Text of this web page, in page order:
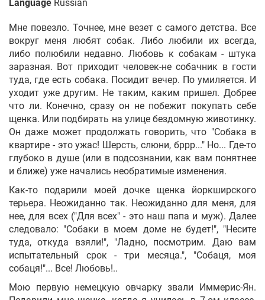
АНКЕТИ ТВАРИН
CONTACTS
Укр Рус Eng
Language Russian
Мне повезло. Точнее, мне везет с самого детства. Все
вокруг меня любят собак. Либо любили их всегда,
либо полюбили недавно. Любовь к собакам - штука
заразная. Вот приходит человек-не собачник в гости
туда, где есть собака. Посидит вечер. По умиляется. И
уходит уже другим. Не таким, каким пришел. Добрее
что ли. Конечно, сразу он не побежит покупать себе
щенка. Или подбирать на улице бездомную животинку.
Он даже может продолжать говорить, что "Собака в
квартире - это ужас! Шерсть, слюни, бррр..." Но... Где-то
глубоко в душе (или в подсознании, как вам понятнее
и ближе) уже начались необратимые изменения.
Как-то подарили моей дочке щенка йоркширского
терьера. Неожиданно так. Неожиданно для меня, для
нее, для всех ("Для всех" - это наш папа и муж). Далее
следовало: "Собаки в моем доме не будет!", "Несите
туда, откуда взяли!", "Ладно, посмотрим. Даю вам
испытательный срок - три месяца.", "Собаця, моя
собаця!"... Все! Любовь!..
Мою первую немецкую овчарку звали Иммерис-Ян.